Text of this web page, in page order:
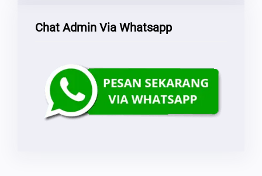
Chat Admin Via Whatsapp